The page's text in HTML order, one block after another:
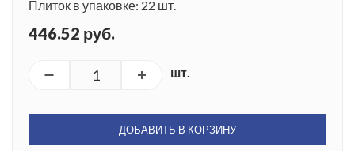
Плиток в упаковке: 22 шт.
446.52 руб.
шт.
ДОБАВИТЬ В КОРЗИНУ